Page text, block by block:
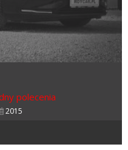
polecenia
2015